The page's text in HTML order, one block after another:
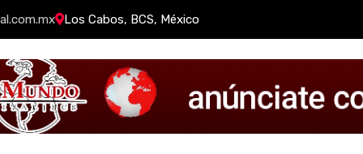
Los Cabos, BCS, México